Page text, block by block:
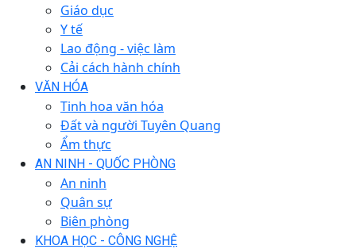
Giáo dục
Y tế
Lao động - việc làm
Cải cách hành chính
VĂN HÓA
Tinh hoa văn hóa
Đất và người Tuyên Quang
Ẩm thực
AN NINH - QUỐC PHÒNG
An ninh
Quân sự
Biên phòng
KHOA HỌC - CÔNG NGHỆ